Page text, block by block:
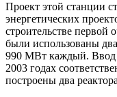
Проект этой станции
энергетических
строительстве первой
были использованы
990 МВт каждый. Ввод
2003 годах
построены два